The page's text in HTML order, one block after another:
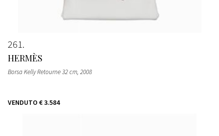
261
HERMÈS
Borsa Kelly Retourne 32 cm, 2008
VENDUTO € 3.584